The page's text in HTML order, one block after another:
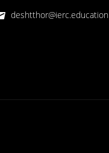
deshtthor@ierc.education